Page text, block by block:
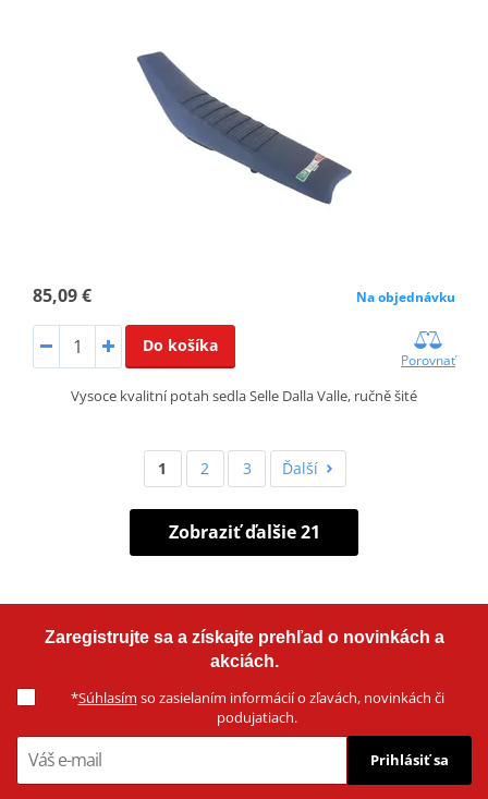
85,09 € Na objednávku
Do košíka
Porovnať
Vysoce kvalitní potah sedla Selle Dalla Valle, ručně šité
1 2 3 Ďalší
Zobraziť ďalšie 21
Zaregistrujte sa a získajte prehľad o novinkách a
akciách.
*Súhlasím so zasielaním informácií o zľavách, novinkách či
podujatiach.
Prihlásiť sa